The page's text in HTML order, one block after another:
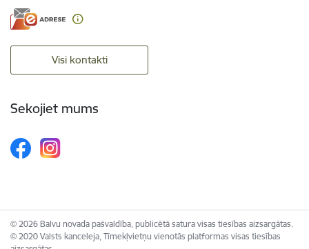
Visi kontakti
Sekojiet mums
© 2026 Balvu novada pašvaldība, publicētā satura visas tiesības aizsargātas.
© 2020 Valsts kanceleja, Tīmekļvietņu vienotās platformas visas tiesības